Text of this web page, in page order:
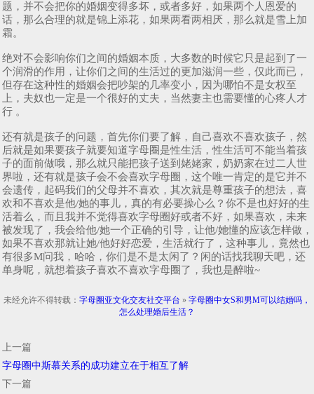
题，并不会把你的婚姻变得多坏，或者多好，如果两个人恩爱的
话，那么合理的就是锦上添花，如果两看两相厌，那么就是雪上加
霜。
绝对不会影响你们之间的婚姻本质，大多数的时候它只是起到了一
个润滑的作用，让你们之间的生活过的更加滋润一些，仅此而已，
但存在这种性的婚姻会把吵架的几率变小，因为哪怕不是女权至
上，夫奴也一定是一个很好的丈夫，当然妻主也需要懂的心疼人才
行 。
还有就是孩子的问题，首先你们要了解，自己喜欢不喜欢孩子，然
后就是如果要孩子就要知道字母圈是性生活，性生活可不能当着孩
子的面前做哦，那么就只能把孩子送到姥姥家，奶奶家在过二人世
界啦，还有就是孩子会不会喜欢字母圈，这个唯一肯定的是它并不
会遗传，起码我们的父母并不喜欢，其次就是尊重孩子的想法，喜
欢和不喜欢是他/她的事儿，真的有必要操心么？你不是也好好的生
活着么，而且我并不觉得喜欢字母圈好或者不好，如果喜欢，未来
被发现了，我会给他/她一个正确的引导，让他/她懂的应该怎样做，
如果不喜欢那就让她/他好好恋爱，生活就行了，这种事儿，竟然也
有很多M问我，哈哈，你们是不是太闲了？闲的话找我聊天吧，还
单身呢，就想着孩子喜欢不喜欢字母圈了，我也是醉啦~
未经允许不得转载： 字母圈亚文化交友社交平台 » 字母圈中女S和男M可以结婚吗，
怎么处理婚后生活？
上一篇
字母圈中斯慕关系的成功建立在于相互了解
下一篇